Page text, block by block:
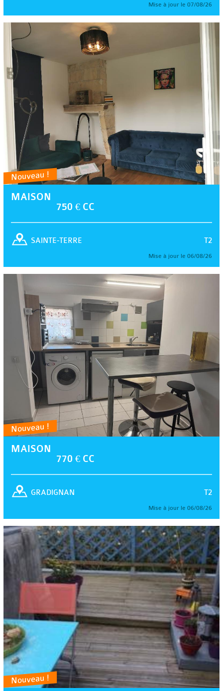
Mise à jour le 07/08/26
Nouveau !
MAISON
750 € CC
T2
SAINTE-TERRE
Mise à jour le 06/08/26
Nouveau !
MAISON
770 € CC
T2
GRADIGNAN
Mise à jour le 06/08/26
Nouveau !